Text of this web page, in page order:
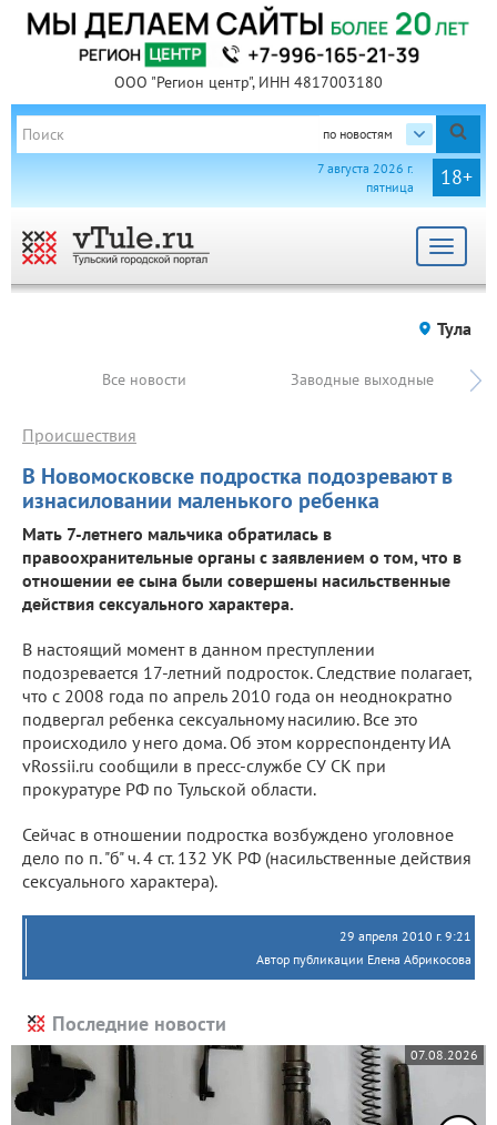
ООО "Регион центр", ИНН 4817003180
по новостям
18+
7 августа 2026 г.
пятница
Toggle
Тула
Все новости Заводные выходные
В Новомосковске подростка подозревают в
изнасиловании маленького ребенка
Происшествия
Мать 7-летнего мальчика обратилась в
правоохранительные органы с заявлением о том, что в
отношении ее сына были совершены насильственные
действия сексуального характера.
В настоящий момент в данном преступлении
подозревается 17-летний подросток. Следствие полагает,
что с 2008 года по апрель 2010 года он неоднократно
подвергал ребенка сексуальному насилию. Все это
происходило у него дома. Об этом корреспонденту ИА
vRossii.ru сообщили в пресс-службе СУ СК при
прокуратуре РФ по Тульской области.
Сейчас в отношении подростка возбуждено уголовное
дело по п. "б" ч. 4 ст. 132 УК РФ (насильственные действия
сексуального характера).
29 апреля 2010 г. 9:21
Автор публикации Елена Абрикосова
Последние новости
07.08.2026